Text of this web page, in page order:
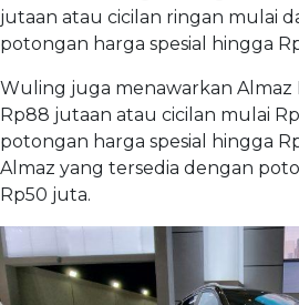
jutaan atau cicilan ringan mulai
potongan harga spesial hingga
Wuling juga menawarkan Almaz
Rp88 jutaan atau cicilan mulai
potongan harga spesial hingga
Almaz yang tersedia dengan
Rp50 juta.